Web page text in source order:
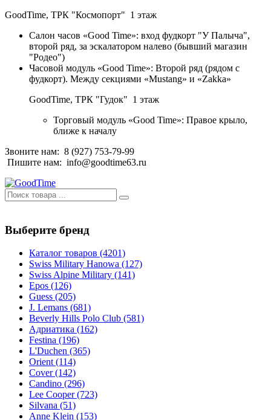
GoodTime, ТРК "Космопорт" 1 этаж
Салон часов «Good Time»: вход фудкорт "У Палыча",
второй ряд, за эскалатором налево (бывший магазин
"Родео")
Часовой модуль «Good Time»: Второй ряд (рядом с
фудкорт). Между секциями «Mustang» и «Zakka»
GoodTime, ТРК "Гудок" 1 этаж
Торговый модуль «Good Time»: Правое крыло,
ближе к началу
Звоните нам: 8 (927) 753-79-99
Пишите нам: info@goodtime63.ru
Выберите бренд
Каталог товаров (4201)
Swiss Military Hanowa (127)
Swiss Alpine Military (141)
Epos (126)
Guess (205)
J. Lemans (681)
Beverly Hills Polo Club (581)
Адриатика (162)
Festina (196)
L'Duchen (365)
Orient(114)
Cover(142)
Candino (296)
Lee Cooper(723)
Silvana (51)
Anne Klein (153)